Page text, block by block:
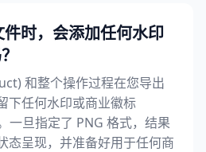
时，会添加任何水印
和整个操作过程在您导出
下任何水印或商业徽标
旦指定了 PNG 格式，结果
态呈现，并准备好用于任何商